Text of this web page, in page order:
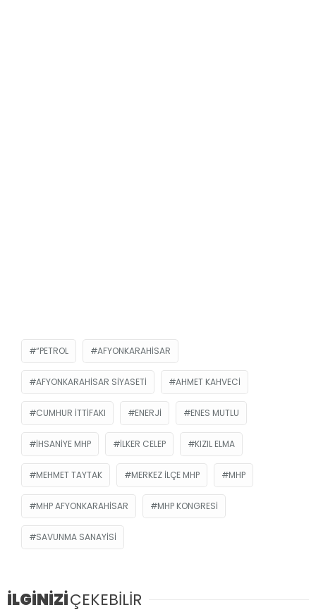
“PETROL AFYONKARAHISAR
AFYONKARAHISAR SIYASETI AHMET KAHVECI
CUMHUR İTTIFAKI ENERJI ENES MUTLU
İHSANIYE MHP İLKER CELEP KIZIL ELMA
MEHMET TAYTAK MERKEZ İLÇE MHP MHP
MHP AFYONKARAHISAR MHP KONGRESI
SAVUNMA SANAYISI
İLGİNİZİÇEKEBİLİR